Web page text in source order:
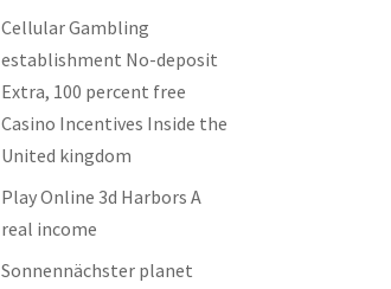
Cellular Gambling
establishment No-deposit
Extra, 100 percent free
Casino Incentives Inside the
United kingdom
Play Online 3d Harbors A
real income
Sonnennächster planet